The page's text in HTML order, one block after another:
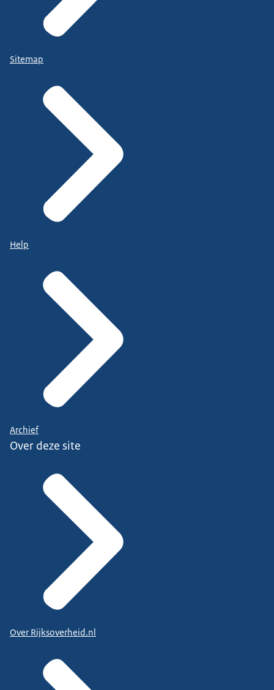
Sitemap
Help
Archief
Over deze site
Over Rijksoverheid.nl